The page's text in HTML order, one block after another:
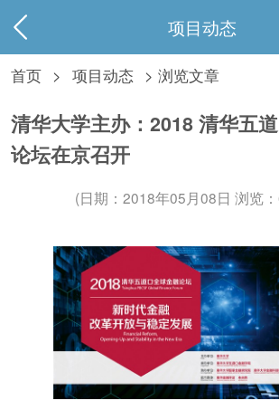
项目动态
首页 > 项目动态 > 浏览文章
清华大学主办：2018 清华五
论坛在京召开
(日期：2018年05月08日 浏览：